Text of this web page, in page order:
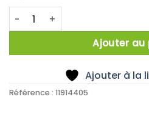
quantité de X250 SACHET
Ajouter au
Ajouter à la
Référence : 11914405